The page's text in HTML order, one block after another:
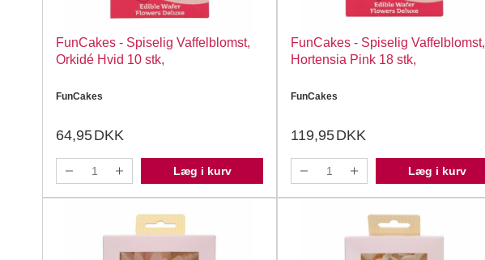
FunCakes - Spiselig Vaffelblomst,
Orkidé Hvid 10 stk,
FunCakes
64,95DKK
Læg i kurv
FunCakes - Spiselig Vaffelblomst,
Hortensia Pink 18 stk,
FunCakes
119,95DKK
Læg i kurv